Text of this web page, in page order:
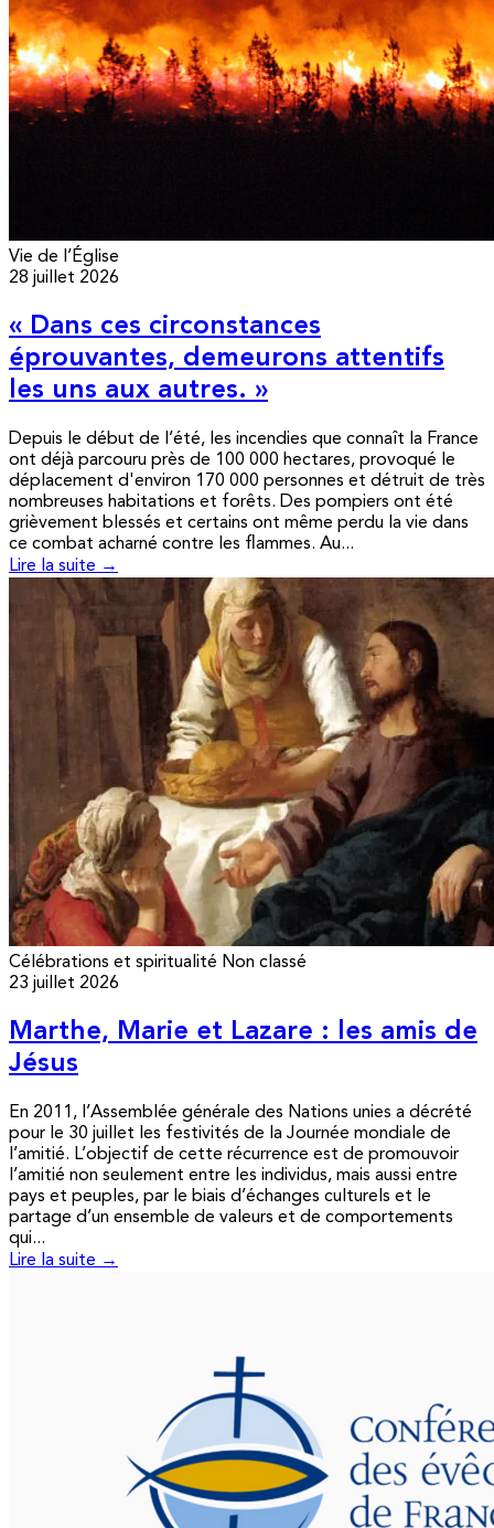
Vie de l’Église
28 juillet 2026
« Dans ces circonstances
éprouvantes, demeurons attentifs
les uns aux autres. »
Depuis le début de l’été, les incendies que connaît la France
ont déjà parcouru près de 100 000 hectares, provoqué le
déplacement d'environ 170 000 personnes et détruit de très
nombreuses habitations et forêts. Des pompiers ont été
grièvement blessés et certains ont même perdu la vie dans
ce combat acharné contre les flammes. Au...
Lire la suite →
Célébrations et spiritualité Non classé
23 juillet 2026
Marthe, Marie et Lazare : les amis de
Jésus
En 2011, l’Assemblée générale des Nations unies a décrété
pour le 30 juillet les festivités de la Journée mondiale de
l’amitié. L’objectif de cette récurrence est de promouvoir
l’amitié non seulement entre les individus, mais aussi entre
pays et peuples, par le biais d’échanges culturels et le
partage d’un ensemble de valeurs et de comportements
qui...
Lire la suite →